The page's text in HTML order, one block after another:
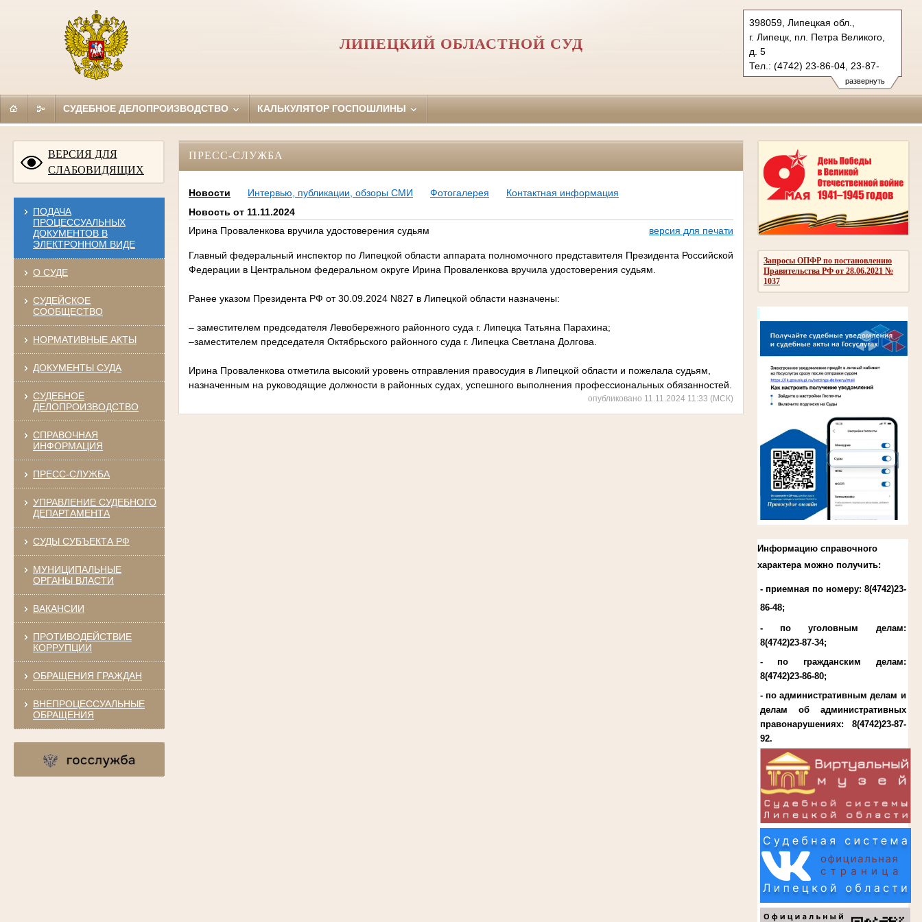
развернуть
398059, Липецкая обл.,
г. Липецк, пл. Петра Великого,
д. 5
Тел.: (4742) 23-86-04, 23-87-
21 (ф.)
oblsud.lpk@sudrf.ru
ЛИПЕЦКИЙ ОБЛАСТНОЙ СУД
СУДЕБНОЕ ДЕЛОПРОИЗВОДСТВО КАЛЬКУЛЯТОР ГОСПОШЛИНЫ
ВЕРСИЯ ДЛЯ
СЛАБОВИДЯЩИХ
ПОДАЧА
ПРОЦЕССУАЛЬНЫХ
ДОКУМЕНТОВ В
ЭЛЕКТРОННОМ ВИДЕ
О СУДЕ
СУДЕЙСКОЕ
СООБЩЕСТВО
НОРМАТИВНЫЕ АКТЫ
ДОКУМЕНТЫ СУДА
СУДЕБНОЕ
ДЕЛОПРОИЗВОДСТВО
СПРАВОЧНАЯ
ИНФОРМАЦИЯ
ПРЕСС-СЛУЖБА
УПРАВЛЕНИЕ СУДЕБНОГО
ДЕПАРТАМЕНТА
СУДЫ СУБЪЕКТА РФ
МУНИЦИПАЛЬНЫЕ
ОРГАНЫ ВЛАСТИ
ВАКАНСИИ
ПРОТИВОДЕЙСТВИЕ
КОРРУПЦИИ
ОБРАЩЕНИЯ ГРАЖДАН
ВНЕПРОЦЕССУАЛЬНЫЕ
ОБРАЩЕНИЯ
Запросы ОПФР по постановлению
Правительства РФ от 28.06.2021 №
1037
Информацию справочного
характера можно получить:
- приемная по номеру: 8(4742)23-
86-48;
- по уголовным делам:
8(4742)23-87-34;
- по гражданским делам:
8(4742)23-86-80;
- по административным делам и
делам об административных
правонарушениях: 8(4742)23-87-
92.
ПРЕСС-СЛУЖБА
Новости Интервью, публикации, обзоры СМИ Фотогалерея
Контактная информация
Новость от 11.11.2024
Ирина Проваленкова вручила удостоверения судьям
версия для печати
Главный федеральный инспектор по Липецкой области аппарата полномочного представителя Президента Российской
Федерации в Центральном федеральном округе Ирина Проваленкова вручила удостоверения судьям.
Ранее указом Президента РФ от 30.09.2024 N827 в Липецкой области назначены:
– заместителем председателя Левобережного районного суда г. Липецка Татьяна Парахина;
–заместителем председателя Октябрьского районного суда г. Липецка Светлана Долгова.
Ирина Проваленкова отметила высокий уровень отправления правосудия в Липецкой области и пожелала судьям,
назначенным на руководящие должности в районных судах, успешного выполнения профессиональных обязанностей.
опубликовано 11.11.2024 11:33 (МСК)